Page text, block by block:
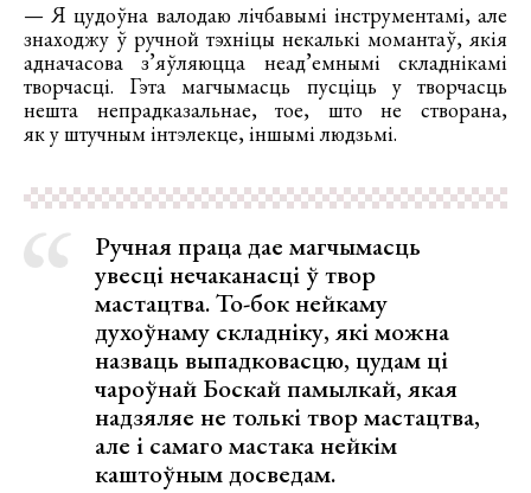
— Я цудоўна валодаю лічбавымі інструментамі, але
знаходжу ў ручной тэхніцы некалькі момантаў, якія
адначасова з’яўляюцца неад’емнымі складнікамі
творчасці. Гэта магчымасць пусціць у творчасць
нешта непрадказальнае, тое, што не створана,
як у штучным інтэлекце, іншымі людзьмі.
Ручная праца дае магчымасць
увесці нечаканасці ў твор
мастацтва. То-бок нейкаму
духоўнаму складніку, які можна
назваць выпадковасцю, цудам ці
чароўнай Боскай памылкай, якая
надзяляе не толькі твор мастацтва,
але і самаго мастака нейкім
каштоўным досведам.